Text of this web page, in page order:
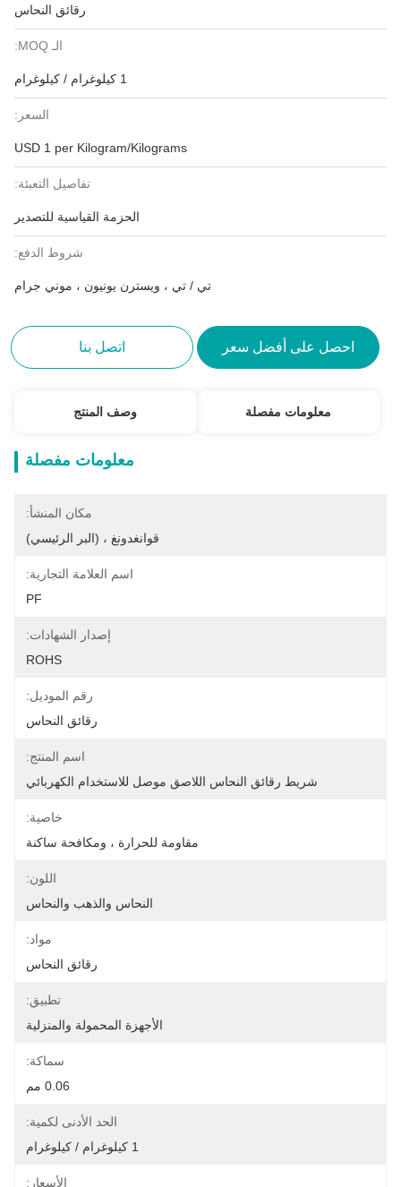
رقائق النحاس
الـ MOQ:
1 كيلوغرام / كيلوغرام
السعر:
USD 1 per Kilogram/Kilograms
تفاصيل التعبئة:
الحزمة القياسية للتصدير
شروط الدفع:
تي / تي ، ويسترن يونيون ، موني جرام
احصل على أفضل سعر اتصل بنا
معلومات مفصلة وصف المنتج
معلومات مفصلة
مكان المنشأ:
قوانغدونغ ، (البر الرئيسي)
اسم العلامة التجارية:
PF
إصدار الشهادات:
ROHS
رقم الموديل:
رقائق النحاس
اسم المنتج:
شريط رقائق النحاس اللاصق موصل للاستخدام الكهربائي
خاصية:
مقاومة للحرارة ، ومكافحة ساكنة
اللون:
النحاس والذهب والنحاس
مواد:
رقائق النحاس
تطبيق:
الأجهزة المحمولة والمنزلية
سماكة:
0.06 مم
الحد الأدنى لكمية:
1 كيلوغرام / كيلوغرام
الأسعار: